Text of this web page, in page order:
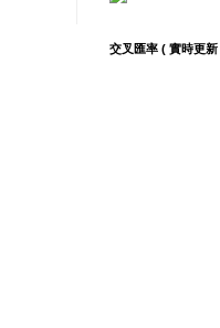
交叉匯率 ( 實時更新